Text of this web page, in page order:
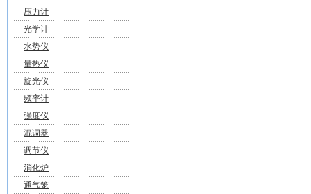
压力计
光学计
水势仪
量热仪
旋光仪
频率计
强度仪
混调器
调节仪
消化炉
通气笼